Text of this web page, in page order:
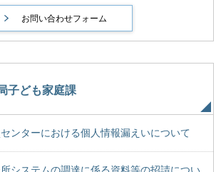
子ども家庭課
ンターにおける個人情報漏えいについて
システムの調達に係る資料等の招請につい